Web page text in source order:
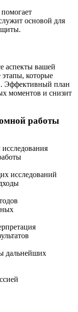
основой для
аспекты вашей
которые
Эффективный план
моментов и снизит
работы
исследований
дальнейших